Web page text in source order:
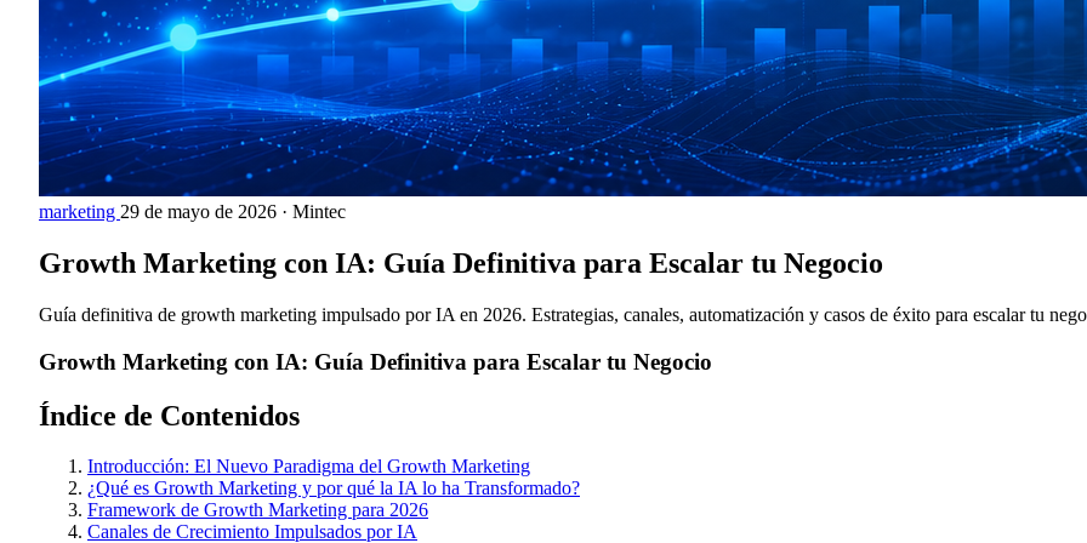
marketing 29 de mayo de 2026 · Mintec
Growth Marketing con IA: Guía Definitiva para Escalar tu Negocio
Guía definitiva de growth marketing impulsado por IA en 2026. Estrategias, canales, automatización y casos de éxito para escalar tu
Growth Marketing con IA: Guía Definitiva para Escalar tu Negocio
Índice de Contenidos
Introducción: El Nuevo Paradigma del Growth Marketing
¿Qué es Growth Marketing y por qué la IA lo ha Transformado?
Framework de Growth Marketing para 2026
Canales de Crecimiento Impulsados por IA